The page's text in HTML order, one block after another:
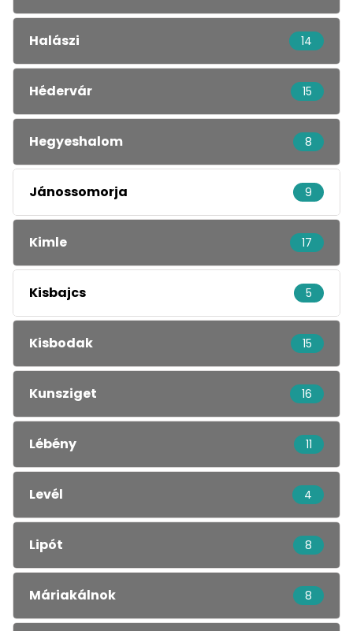
Halászi 14
Hédervár 15
Hegyeshalom 8
Jánossomorja 9
Kimle 17
Kisbajcs 5
Kisbodak 15
Kunsziget 16
Lébény 11
Levél 4
Lipót 8
Máriakálnok 8